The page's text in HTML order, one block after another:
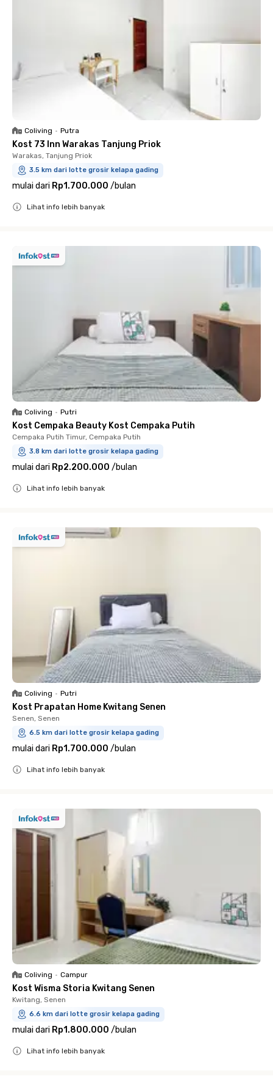
Coliving • Putra
Kost 73 Inn Warakas Tanjung Priok
Warakas, Tanjung Priok
3.5 km dari lotte grosir kelapa gading
mulai dari Rp1.700.000 /bulan
Lihat info lebih banyak
Coliving • Putri
Kost Cempaka Beauty Kost Cempaka Putih
Cempaka Putih Timur, Cempaka Putih
3.8 km dari lotte grosir kelapa gading
mulai dari Rp2.200.000 /bulan
Lihat info lebih banyak
Coliving • Putri
Kost Prapatan Home Kwitang Senen
Senen, Senen
6.5 km dari lotte grosir kelapa gading
mulai dari Rp1.700.000 /bulan
Lihat info lebih banyak
Coliving • Campur
Kost Wisma Storia Kwitang Senen
Kwitang, Senen
6.6 km dari lotte grosir kelapa gading
mulai dari Rp1.800.000 /bulan
Lihat info lebih banyak